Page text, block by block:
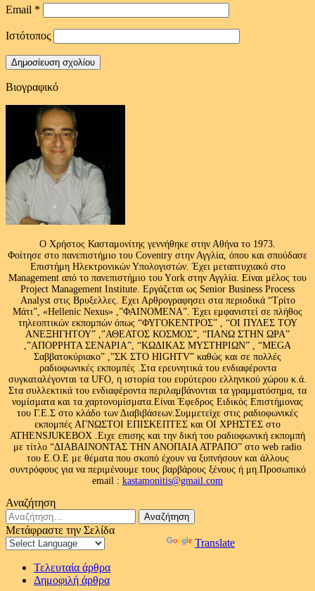
Email *
Ιστότοπος
Βιογραφικό
Ο Χρήστος Κασταμονίτης γεννήθηκε στην Αθήνα το 1973.
Φοίτησε στο πανεπιστήμιο του Coventry στην Αγγλία, όπου και σπούδασε
Επιστήμη Ηλεκτρονικών Υπολογιστών. Έχει μεταπτυχιακό στο
Management από το πανεπιστήμιο του Υork στην Αγγλία. Είναι μέλος του
Project Management Institute. Εργάζεται ως Senior Business Process
Analyst στις Βρυξελλες. Εχει Αρθρογραφησει στα περιοδικά “Τρίτο
Μάτι”, «Hellenic Nexus» ,”ΦΑΙΝΟΜΕΝΑ”. Έχει εμφανιστεί σε πλήθος
τηλεοπτικών εκπομπών όπως “ΦΥΓΟΚΕΝΤΡΟΣ” , “ΟΙ ΠΥΛΕΣ ΤΟΥ
ΑΝΕΞΗΓΗΤΟΥ” ,”ΑΘΕΑΤΟΣ ΚΟΣΜΟΣ”, “ΠΑΝΩ ΣΤΗΝ ΩΡΑ”
,”ΑΠΟΡΡΗΤΑ ΣΕΝΑΡΙΑ”, “ΚΩΔΙΚΑΣ ΜΥΣΤΗΡΙΩΝ” , “MEGA
Σαββατοκύριακο” ,”ΣΚ ΣΤΟ HIGHTV” καθώς και σε πολλές
ραδιοφωνικές εκπομπές .Στα ερευνητικά του ενδιαφέροντα
συγκαταλέγονται τα UFO, η ιστορία του ευρύτερου ελληνικού χώρου κ.ά.
Στα συλλεκτικά του ενδιαφέροντα περιλαμβάνονται τα γραμματόσημα, τα
νομίσματα και τα χαρτονομίσματα.Είναι Έφεδρος Ειδικός Επιστήμονας
του Γ.Ε.Σ στο κλάδο των Διαβιβάσεων.Συμμετείχε στις ραδιοφωνικές
εκπομπές ΑΓΝΩΣΤΟΙ ΕΠΙΣΚΕΠΤΕΣ και ΟΙ ΧΡΗΣΤΕΣ στο
ATHENSJUKEBOX .Ειχε επισης και την δική του ραδιοφωνική εκπομπή
με τίτλο “ΔΙΑΒΑΙΝΟΝΤΑΣ ΤΗΝ ΑΝΟΠΑΙΑ ΑΤΡΑΠΟ” στο web radio
του Ε.Ο.Ε με θέματα που σκοπό έχουν να ξυπνήσουν και άλλους
συντρόφους για να περιμένουμε τους βαρβάρους ξένους ή μη.Προσωπικό
email : kastamonitis@gmail.com
Αναζήτηση
Αναζήτηση
για:
Μετάφραστε την Σελίδα
Translate
Τελευταία άρθρα
Δημοφιλή άρθρα